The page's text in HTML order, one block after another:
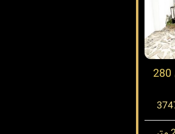
ویلا شهرکی در رمشی چمستان 280